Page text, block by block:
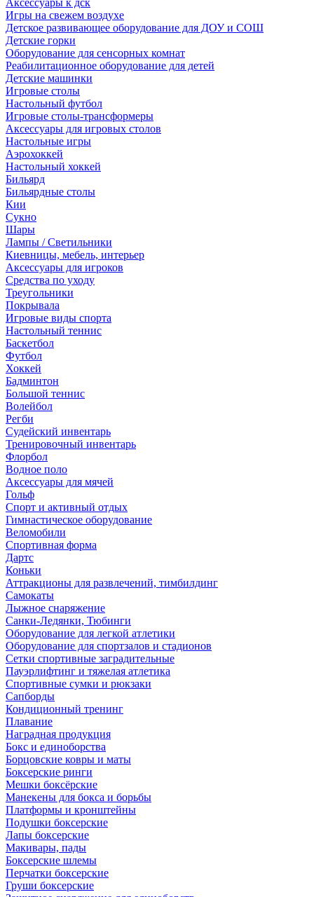
Аксессуары к дск
Игры на свежем воздухе
Детское развивающее оборудование для ДОУ и СОШ
Детские горки
Оборудование для сенсорных комнат
Реабилитационное оборудование для детей
Детские машинки
Игровые столы
Настольный футбол
Игровые столы-трансформеры
Аксессуары для игровых столов
Настольные игры
Аэрохоккей
Настольный хоккей
Бильярд
Бильярдные столы
Кии
Сукно
Шары
Лампы / Светильники
Киевницы, мебель, интерьер
Аксессуары для игроков
Средства по уходу
Треугольники
Покрывала
Игровые виды спорта
Настольный теннис
Баскетбол
Футбол
Хоккей
Бадминтон
Большой теннис
Волейбол
Регби
Судейский инвентарь
Тренировочный инвентарь
Флорбол
Водное поло
Аксессуары для мячей
Гольф
Спорт и активный отдых
Гимнастическое оборудование
Веломобили
Спортивная форма
Дартс
Коньки
Аттракционы для развлечений, тимбилдинг
Самокаты
Лыжное снаряжение
Санки-Ледянки, Тюбинги
Оборудование для легкой атлетики
Оборудование для спортзалов и стадионов
Сетки спортивные заградительные
Пауэрлифтинг и тяжелая атлетика
Спортивные сумки и рюкзаки
Сапборды
Кондиционный тренинг
Плавание
Наградная продукция
Бокс и единоборства
Борцовские ковры и маты
Боксерские ринги
Мешки боксёрские
Манекены для бокса и борьбы
Платформы и кронштейны
Подушки боксерские
Лапы боксерские
Макивары, пады
Боксерские шлемы
Перчатки боксерские
Груши боксерские